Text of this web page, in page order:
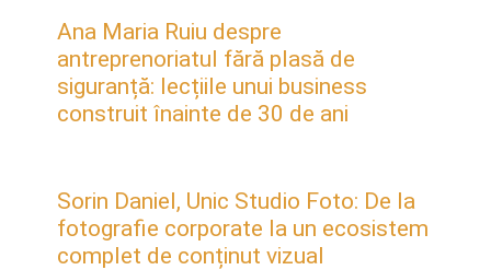
Ana Maria Ruiu despre
antreprenoriatul fără plasă de
siguranță: lecțiile unui business
construit înainte de 30 de ani
Sorin Daniel, Unic Studio Foto: De la
fotografie corporate la un ecosistem
complet de conținut vizual